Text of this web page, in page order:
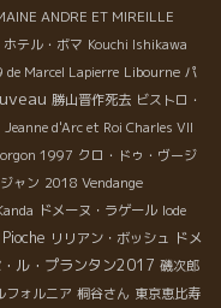
ANDRE ET MIREILLE
ホテル・ボマ Kouchi Ishikawa
Marcel Lapierre Libourne パ
勝山晋作死去 ビストロ・
Jeanne d'Arc et Roi Charles VII
1997 クロ・ドゥ・ヴージ
ャン 2018 Vendange
ドメーヌ・ラゲール Iode
リリアン・ボッシュ ドメ
ル・プランタン2017 磯次郎
フォルニア 桐谷さん 東京恵比寿